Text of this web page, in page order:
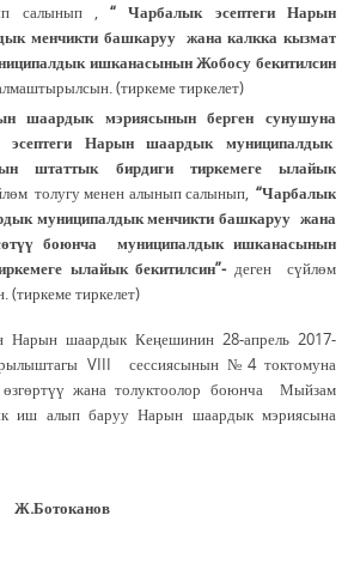
салынып ,“ Чарбалык эсептеги Нарын
менчикти башкаруу жана калкка кызмат
ишканасынын Жобосу бекитилсин
(тиркеме тиркелет)
шаардык мэриясынын берген сунушуна
Нарын шаардык муниципалдык
штаттык бирдиги тиркемеге ылайык
толугу менен алынып салынып, “Чарбалык
муниципалдык менчикти башкаруу жана
боюнча муниципалдык ишканасынын
ылайык бекитилсин”- деген сүйлөм
тиркелет)
Нарын шаардык Кеңешинин 28-апрель 2017-
VIII сессиясынын №4 токтомуна
өзгөртүү жана толуктоолор боюнча Мыйзам
иш алып баруу Нарын шаардык мэриясына